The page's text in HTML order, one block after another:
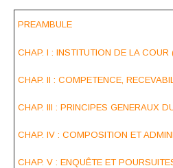
PREAMBULE
CHAP. I : INSTITUTION DE LA COUR
CHAP. II : COMPETENCE,
CHAP. III : PRINCIPES GENERAUX
CHAP. IV : COMPOSITION ET
CHAP. V : ENQUÊTE ET